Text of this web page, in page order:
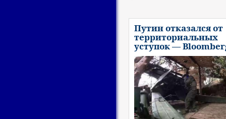
Путин отказался от
территориальных
уступок —